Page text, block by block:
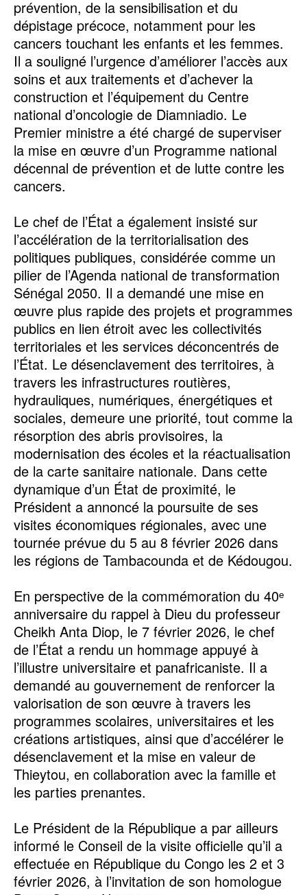
prévention, de la sensibilisation et du
dépistage précoce, notamment pour les
cancers touchant les enfants et les femmes.
Il a souligné l’urgence d’améliorer l’accès aux
soins et aux traitements et d’achever la
construction et l’équipement du Centre
national d’oncologie de Diamniadio. Le
Premier ministre a été chargé de superviser
la mise en œuvre d’un Programme national
décennal de prévention et de lutte contre les
cancers.
Le chef de l’État a également insisté sur
l’accélération de la territorialisation des
politiques publiques, considérée comme un
pilier de l’Agenda national de transformation
Sénégal 2050. Il a demandé une mise en
œuvre plus rapide des projets et programmes
publics en lien étroit avec les collectivités
territoriales et les services déconcentrés de
l’État. Le désenclavement des territoires, à
travers les infrastructures routières,
hydrauliques, numériques, énergétiques et
sociales, demeure une priorité, tout comme la
résorption des abris provisoires, la
modernisation des écoles et la réactualisation
de la carte sanitaire nationale. Dans cette
dynamique d’un État de proximité, le
Président a annoncé la poursuite de ses
visites économiques régionales, avec une
tournée prévue du 5 au 8 février 2026 dans
les régions de Tambacounda et de Kédougou.
En perspective de la commémoration du 40ᵉ
anniversaire du rappel à Dieu du professeur
Cheikh Anta Diop, le 7 février 2026, le chef
de l’État a rendu un hommage appuyé à
l’illustre universitaire et panafricaniste. Il a
demandé au gouvernement de renforcer la
valorisation de son œuvre à travers les
programmes scolaires, universitaires et les
créations artistiques, ainsi que d’accélérer le
désenclavement et la mise en valeur de
Thieytou, en collaboration avec la famille et
les parties prenantes.
Le Président de la République a par ailleurs
informé le Conseil de la visite officielle qu’il a
effectuée en République du Congo les 2 et 3
février 2026, à l’invitation de son homologue